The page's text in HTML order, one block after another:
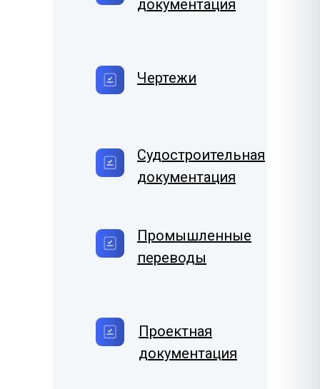
документация
Судостроительная
документация
Чертежи
Проектная
документация
Промышленные
переводы